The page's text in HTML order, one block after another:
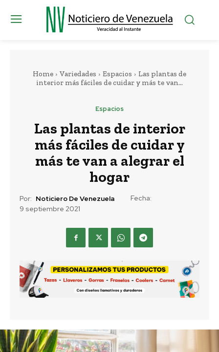
Home Variedades Espacios
Las plantas de
interior más fáciles de cuidar y más te van...
Espacios
Las plantas de interior
más fáciles de cuidar y
más te van a alegrar el
hogar
Por: Noticiero De Venezuela
Fecha:
9 septiembre 2021